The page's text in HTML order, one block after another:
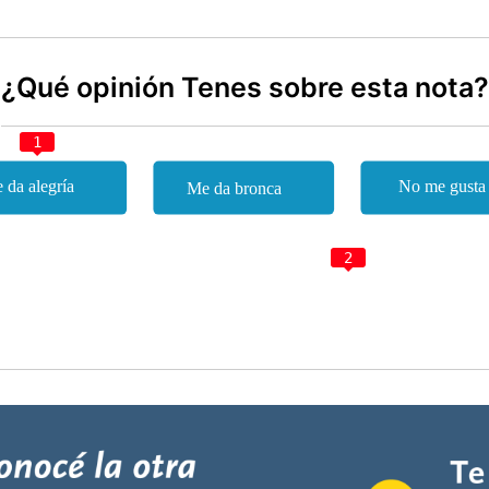
¿Qué opinión Tenes sobre esta nota?
1
2